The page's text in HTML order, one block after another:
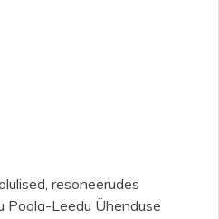
resoneerudes
Poola-Leedu Ühenduse